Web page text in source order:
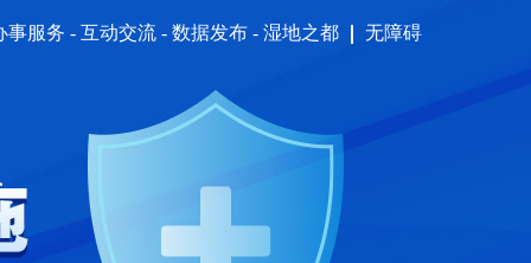
事服务 - 互动交流 - 数据发布 - 湿地之都 无障碍